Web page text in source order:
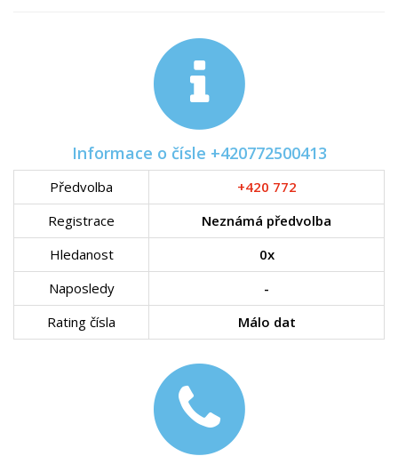
Informace o čísle +420772500413
Předvolba
+420 772
Registrace
Neznámá předvolba
Hledanost
0x
Naposledy
-
Rating čísla
Málo dat